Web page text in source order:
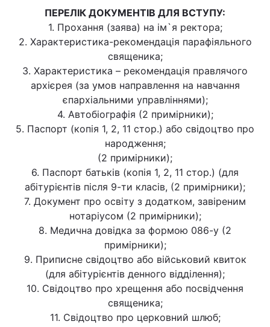
ПЕРЕЛІК ДОКУМЕНТІВ ДЛЯ ВСТУПУ:
1. Прохання (заява) на ім`я ректора;
2. Характеристика-рекомендація парафіяльного
священика;
3. Характеристика – рекомендація правлячого
архієрея (за умов направлення на навчання
єпархіальними управліннями);
4. Автобіографія (2 примірники);
5. Паспорт (копія 1, 2, 11 стор.) або свідоцтво про
народження;
(2 примірники);
6. Паспорт батьків (копія 1, 2, 11 стор.) (для
абітурієнтів після 9-ти класів, (2 примірники);
7. Документ про освіту з додатком, завіреним
нотаріусом (2 примірники);
8. Медична довідка за формою 086-у (2
примірники);
9. Приписне свідоцтво або військовий квиток
(для абітурієнтів денного відділення);
10. Свідоцтво про хрещення або посвідчення
священика;
11. Свідоцтво про церковний шлюб;